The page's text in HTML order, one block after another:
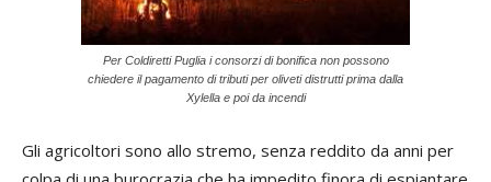
Per Coldiretti Puglia i consorzi di bonifica non possono
chiedere il pagamento di tributi per oliveti distrutti prima dalla
Xylella e poi da incendi
Gli agricoltori sono allo stremo, senza reddito da anni per